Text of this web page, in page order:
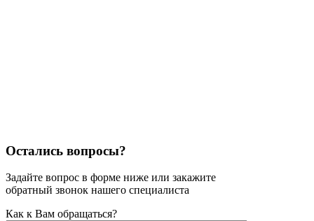
Остались вопросы?
Задайте вопрос в форме ниже или закажите
обратный звонок нашего специалиста
Как к Вам обращаться?